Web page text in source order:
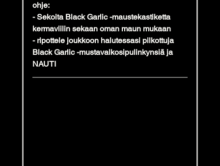
ohje:
- Sekoita Black Garlic -maustekastiketta
kermaviilin sekaan oman maun mukaan
- ripottele joukkoon halutessasi pilkottuja
Black Garlic -mustavalkosipulinkynsiä ja
NAUTI